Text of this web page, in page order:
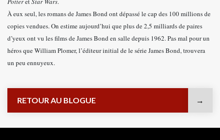
À eux seul, les romans de James Bond ont dépassé le cap des 100 millions de
copies vendues. On estime aujourd’hui que plus de 2,5 milliards de paires
d’yeux ont vu les films de James Bond en salle depuis 1962. Pas mal pour un
héros que William Plomer, l’éditeur initial de le série James Bond, trouvera
un peu ennuyeux.
RETOUR AU BLOGUE